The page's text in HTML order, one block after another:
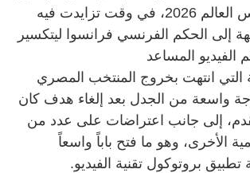
الستة عشر لكأس العالم 2026، في وقت تزايدت فيه
إلى الحكم الفرنسي فرانسوا ليتكسير
الفيديو المساعد
التي انتهت بخروج المنتخب المصري
واسعة من الجدل بعد إلغاء هدف كان
إلى جانب اعتراضات على عدد من
الأخرى، وهو ما فتح باباً واسعاً
بروتوكول تقنية الفيديو.